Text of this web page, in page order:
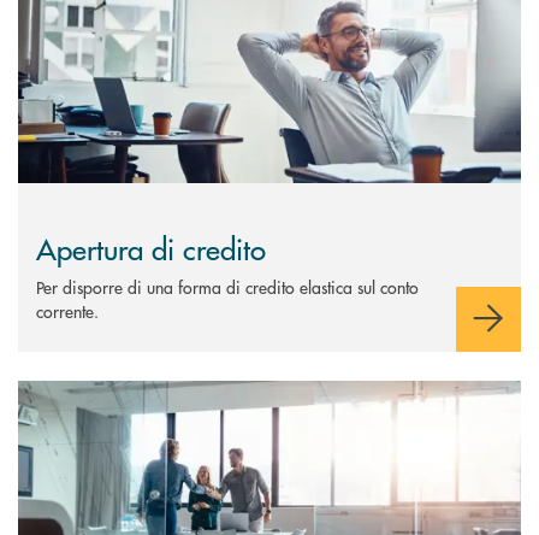
Apertura di credito
Per disporre di una forma di credito elastica sul conto
corrente.
Scopri di più Crediti di firma